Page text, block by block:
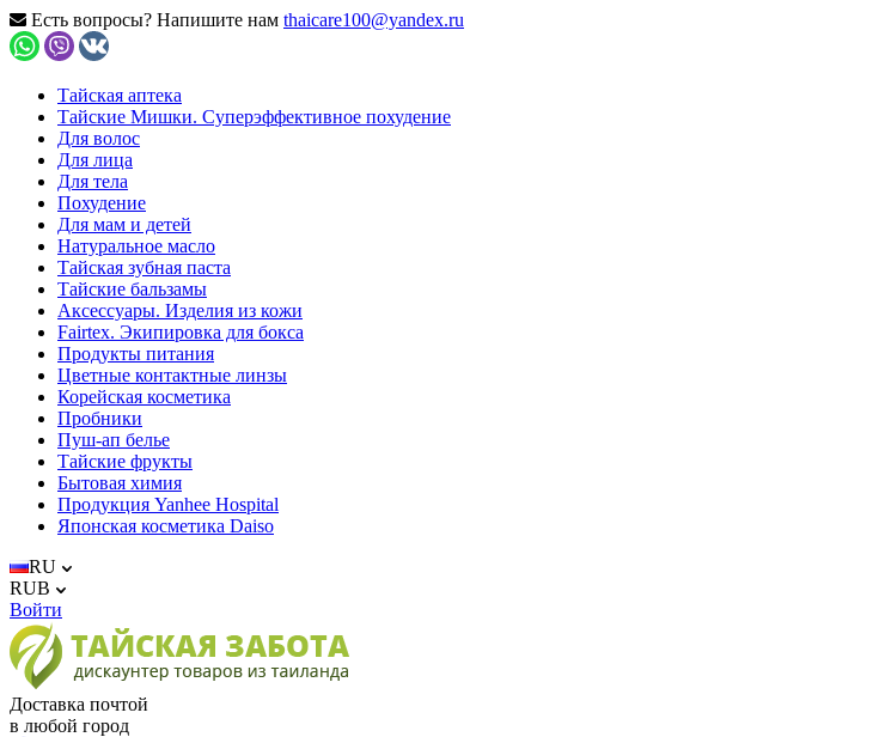
Есть вопросы? Напишите нам thaicare100@yandex.ru
Тайская аптека
Тайские Мишки. Суперэффективное похудение
Для волос
Для лица
Для тела
Похудение
Для мам и детей
Натуральное масло
Тайская зубная паста
Тайские бальзамы
Аксессуары. Изделия из кожи
Fairtex. Экипировка для бокса
Продукты питания
Цветные контактные линзы
Корейская косметика
Пробники
Пуш-ап белье
Тайские фрукты
Бытовая химия
Продукция Yanhee Hospital
Японская косметика Daiso
RU
RUB
Войти
Доставка почтой
в любой город